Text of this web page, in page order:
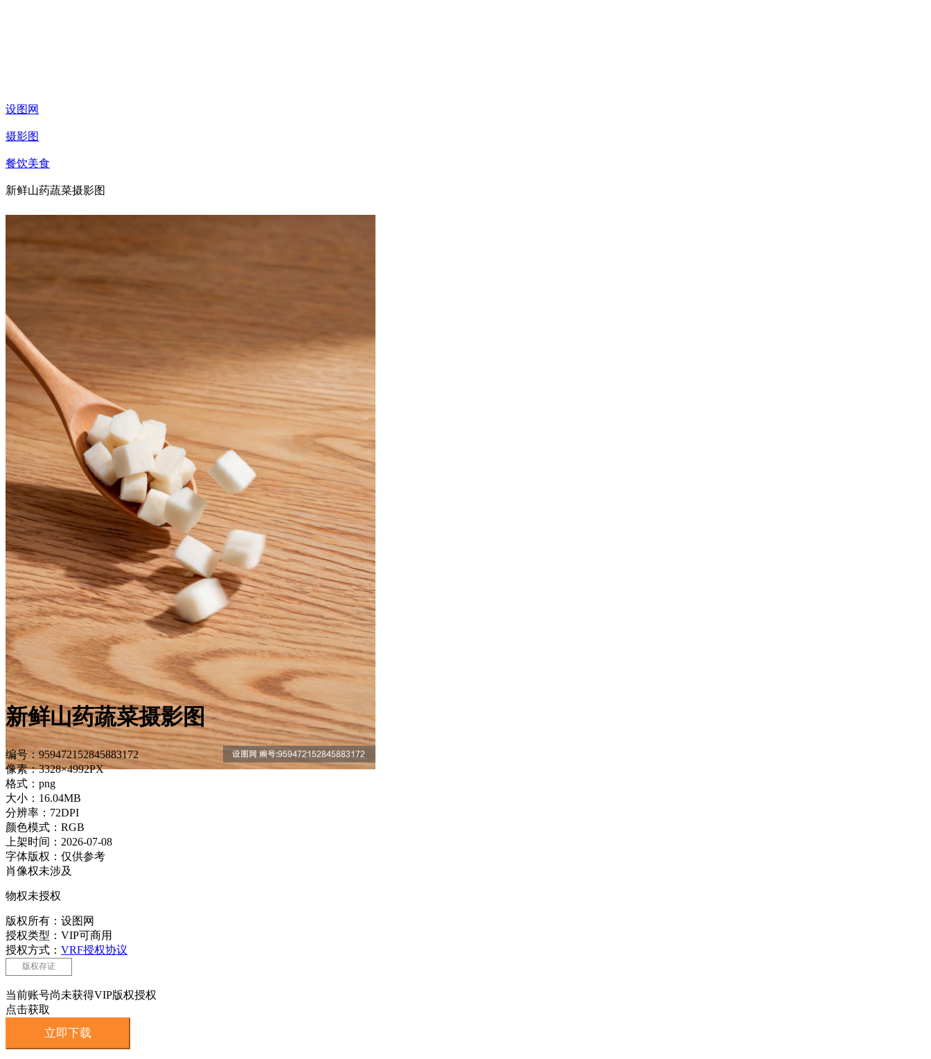
设图网
摄影图
餐饮美食
新鲜山药蔬菜摄影图
新鲜山药蔬菜摄影图
编号：959472152845883172
像素：3328×4992PX
格式：png
大小：16.04MB
分辨率：72DPI
颜色模式：RGB
上架时间：2026-07-08
字体版权：仅供参考
肖像权未涉及
物权未授权
版权所有：设图网
授权类型：VIP可商用
授权方式： VRF授权协议
版权存证
当前账号尚未获得VIP版权授权
点击获取
立即下载